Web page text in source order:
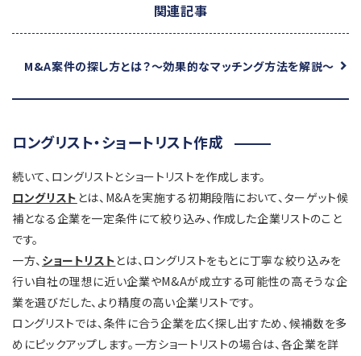
関連記事
M&A案件の探し方とは？～効果的なマッチング方法を解説～
ロングリスト・ショートリスト作成
続いて、ロングリストとショートリストを作成します。
ロングリスト とは、M&Aを実施する初期段階において、ターゲット候
補となる企業を一定条件にて絞り込み、作成した企業リストのこと
です。
一方、 ショートリストとは、ロングリストをもとに丁寧な絞り込みを
行い自社の理想に近い企業やM&Aが成立する可能性の高そうな企
業を選びだした、より精度の高い企業リストです。
ロングリストでは、条件に合う企業を広く探し出すため、候補数を多
めにピックアップします。一方ショートリストの場合は、各企業を詳